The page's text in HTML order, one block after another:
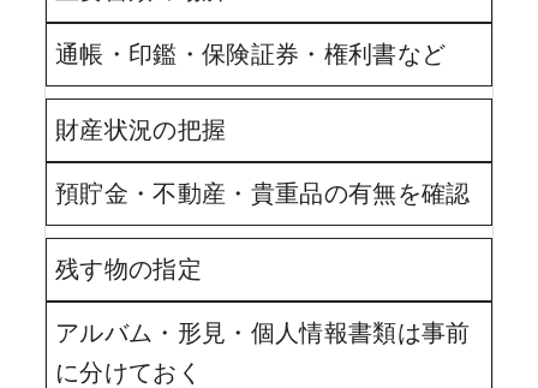
通帳・印鑑・保険証券・権利書など
財産状況の把握
預貯金・不動産・貴重品の有無を確認
残す物の指定
アルバム・形見・個人情報書類は事前
に分けておく